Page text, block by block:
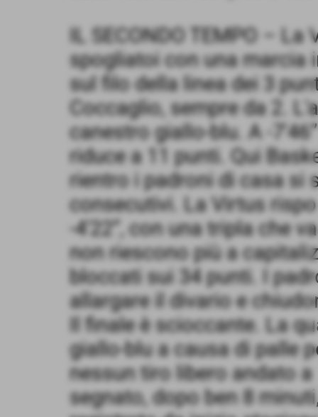
IL SECONDO TEMPO –
spogliatoi con una marcia
sul filo della linea dei 3
Coccaglio, sempre da 2.
canestro giallo-blu. A -
riduce a 11 punti. Qui
rientro i padroni di casa si
consecutivi. La Virtus
-4'22”, con una tripla che
non riescono più a
bloccati sui 34 punti. I
allargare il divario e
Il finale è scioccante. La
giallo-blu a causa di palle
nessun tiro libero andato
segnato, dopo ben 8